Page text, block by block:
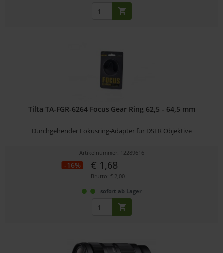
Tilta TA-FGR-6264 Focus Gear Ring 62,5 - 64,5 mm
Durchgehender Fokusring-Adapter für DSLR Objektive
Artikelnummer: 12289616
-16% € 1,68
Brutto: € 2,00
sofort ab Lager